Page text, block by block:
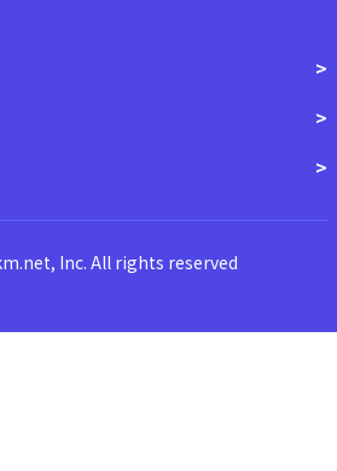
Inc. All rights reserved